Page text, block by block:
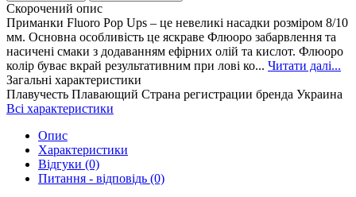
Скорочений опис
Приманки Fluoro Pop Ups – це невеликі насадки розміром 8/10
мм. Основна особливість це яскраве Флюоро забарвлення та
насичені смаки з додаванням ефірних олій та кислот. Флюоро
колір буває вкрай результативним при лові ко... Читати далі...
Загальні характеристики
Плавучесть Плавающий Страна регистрации бренда Украина
Всі характеристики
Опис
Характеристики
Відгуки (0)
Питання - відповідь (0)